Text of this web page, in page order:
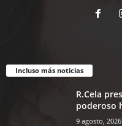
Incluso más noticias
R.Cela
poderoso
9 agosto, 2026